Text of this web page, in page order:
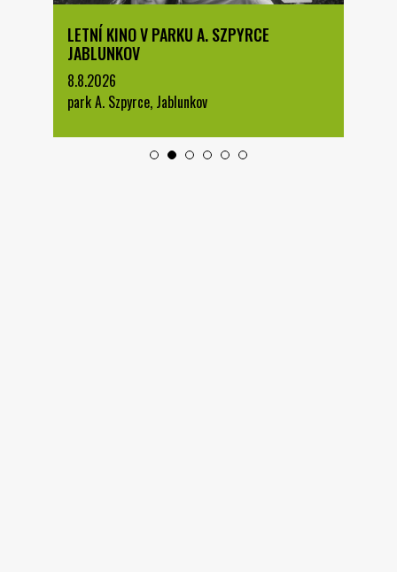
LETNÍ KINO V PARKU A. SZPYRCE
JABLUNKOV
8.8.2026
park A. Szpyrce, Jablunkov